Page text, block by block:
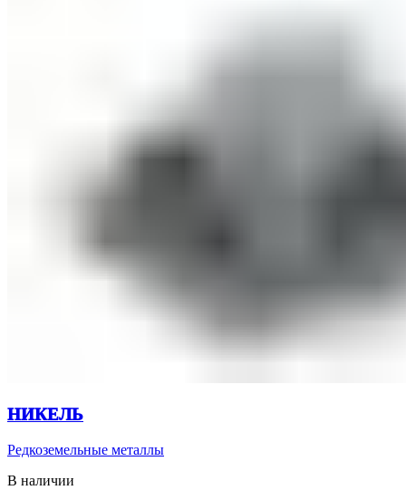
НИКЕЛЬ
Редкоземельные металлы
В наличии